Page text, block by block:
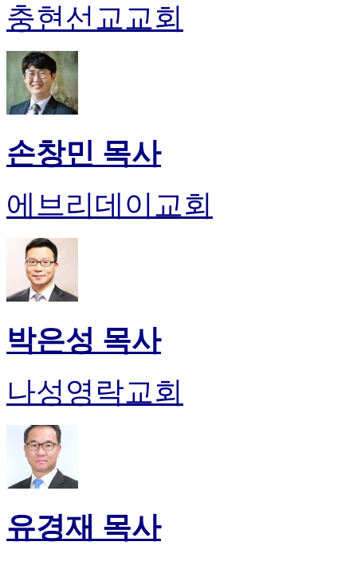
충현선교교회
손창민 목사
에브리데이교회
박은성 목사
나성영락교회
유경재 목사